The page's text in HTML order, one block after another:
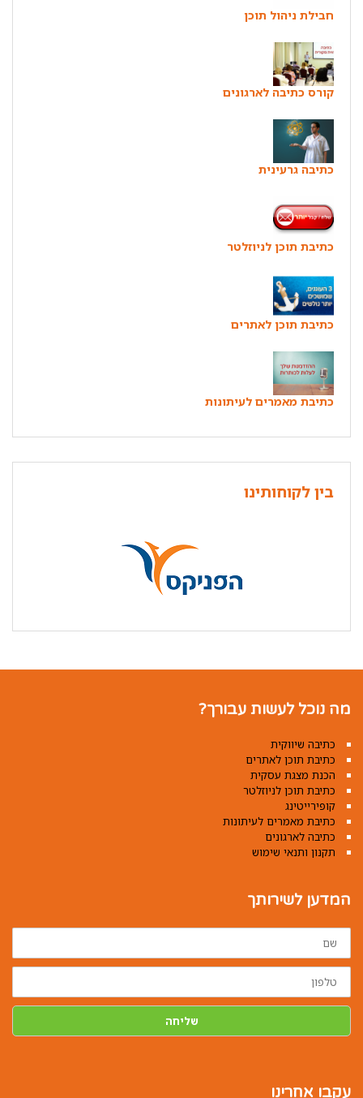
חבילת ניהול תוכן
קורס כתיבה לארגונים
כתיבה גרעינית
כתיבת תוכן לניוזלטר
כתיבת תוכן לאתרים
כתיבת מאמרים לעיתונות
בין לקוחותינו
מה נוכל לעשות עבורך?
כתיבה שיווקית
כתיבת תוכן לאתרים
הכנת מצגת עסקית
כתיבת תוכן לניוזלטר
קופירייטינג
כתיבת מאמרים לעיתונות
כתיבה לארגונים
תקנון ותנאי שימוש
המדען לשירותך
שם
טלפון
שליחה
עקבו אחרינו